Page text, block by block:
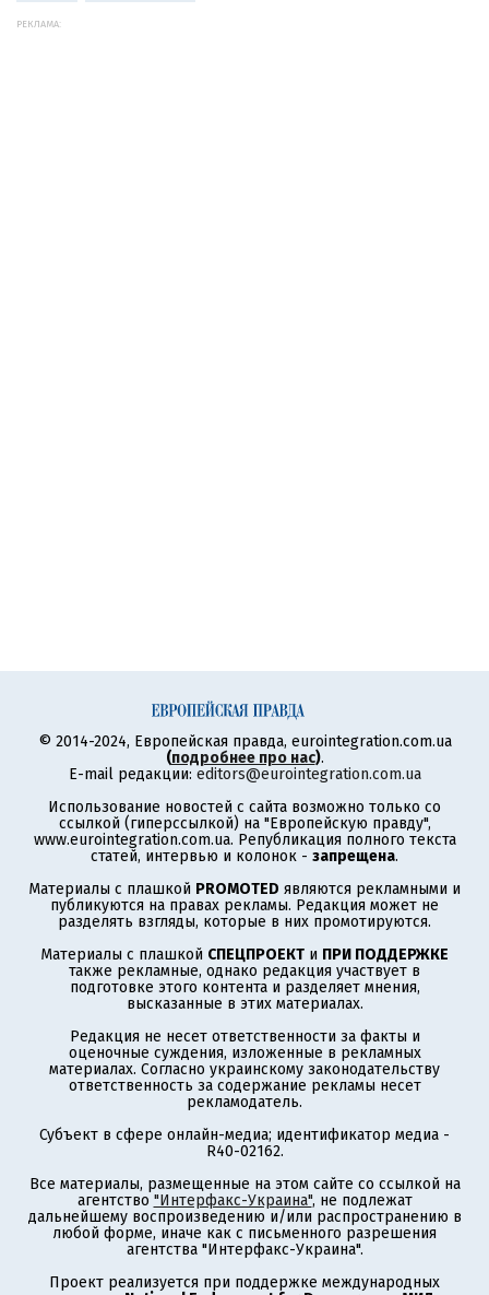
РЕКЛАМА:
© 2014-2024, Европейская правда, eurointegration.com.ua
(подробнее про нас).
E-mail редакции: editors@eurointegration.com.ua
Использование новостей с сайта возможно только со
ссылкой (гиперссылкой) на "Европейскую правду",
www.eurointegration.com.ua. Републикация полного текста
статей, интервью и колонок - запрещена.
Материалы с плашкой PROMOTED являются рекламными и
публикуются на правах рекламы. Редакция может не
разделять взгляды, которые в них промотируются.
Материалы с плашкой СПЕЦПРОЕКТ и ПРИ ПОДДЕРЖКЕ
также рекламные, однако редакция участвует в
подготовке этого контента и разделяет мнения,
высказанные в этих материалах.
Редакция не несет ответственности за факты и
оценочные суждения, изложенные в рекламных
материалах. Согласно украинскому законодательству
ответственность за содержание рекламы несет
рекламодатель.
Субъект в сфере онлайн-медиа; идентификатор медиа -
R40-02162.
Все материалы, размещенные на этом сайте со ссылкой на
агентство "Интерфакс-Украина", не подлежат
дальнейшему воспроизведению и/или распространению в
любой форме, иначе как с письменного разрешения
агентства "Интерфакс-Украина".
Проект реализуется при поддержке международных